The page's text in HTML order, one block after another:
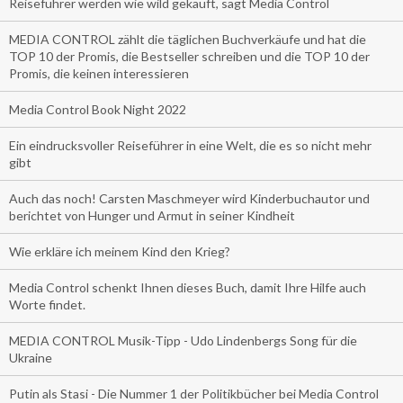
MEDIA CONTROL zählt die täglichen Buchverkäufe und hat die
TOP 10 der Promis, die Bestseller schreiben und die TOP 10 der
Promis, die keinen interessieren
Media Control Book Night 2022
Ein eindrucksvoller Reiseführer in eine Welt, die es so nicht mehr
gibt
Auch das noch! Carsten Maschmeyer wird Kinderbuchautor und
berichtet von Hunger und Armut in seiner Kindheit
Wie erkläre ich meinem Kind den Krieg?
Media Control schenkt Ihnen dieses Buch, damit Ihre Hilfe auch
Worte findet.
MEDIA CONTROL Musik-Tipp - Udo Lindenbergs Song für die
Ukraine
Putin als Stasi - Die Nummer 1 der Politikbücher bei Media Control